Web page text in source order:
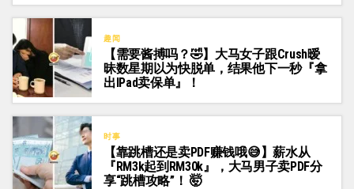
趣闻
【需要酱搏吗？🤣】大马女子跟Crush暧
昧数星期以为快脱单，结果他下一秒『拿
出iPad卖保单』！
时事
【靠跳槽还是卖PDF赚钱哦😅】薪水从
『RM3k起到RM30k』，大马男子卖PDF分
享“跳槽攻略”！ 🤯